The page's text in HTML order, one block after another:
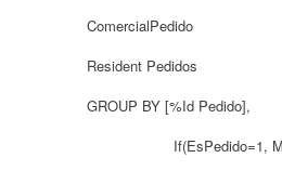
ComercialPedido
Resident Pedidos
GROUP BY [%Id Pedido],
If(EsPedido=1,